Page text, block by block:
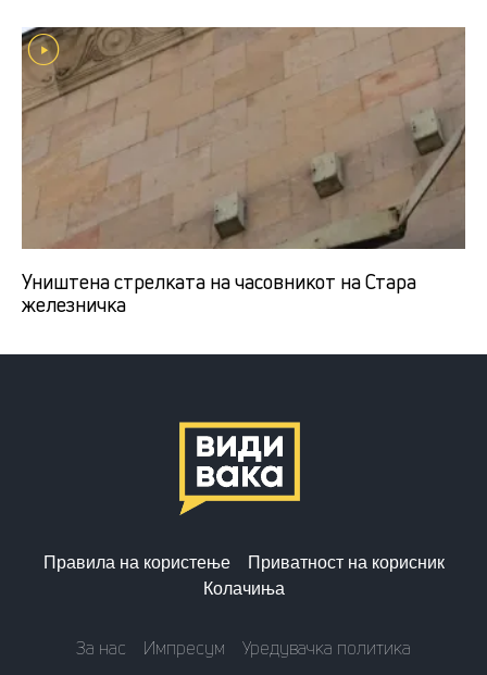
Уништена стрелката на часовникот на Стара
железничка
Правила на користење
Приватност на корисник
Колачиња
За нас Импресум Уредувачка политика